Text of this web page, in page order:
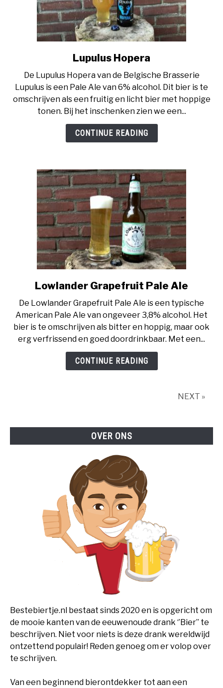
link
Lupulus
Hopera
Lupulus Hopera
De Lupulus Hopera van de Belgische Brasserie
Lupulus is een Pale Ale van 6% alcohol. Dit bier is te
omschrijven als een fruitig en licht bier met hoppige
tonen. Bij het inschenken zien we een...
CONTINUE READING
link
Lowlander
Grapefruit
Pale
Ale
Lowlander Grapefruit Pale Ale
De Lowlander Grapefruit Pale Ale is een typische
American Pale Ale van ongeveer 3,8% alcohol. Het
bier is te omschrijven als bitter en hoppig, maar ook
erg verfrissend en goed doordrinkbaar. Met een...
CONTINUE READING
NEXT »
OVER ONS
Bestebiertje.nl bestaat sinds 2020 en is opgericht om
de mooie kanten van de eeuwenoude drank ‘’Bier’’ te
beschrijven. Niet voor niets is deze drank wereldwijd
ontzettend populair! Reden genoeg om er volop over
te schrijven.
Van een beginnend bierontdekker tot aan een